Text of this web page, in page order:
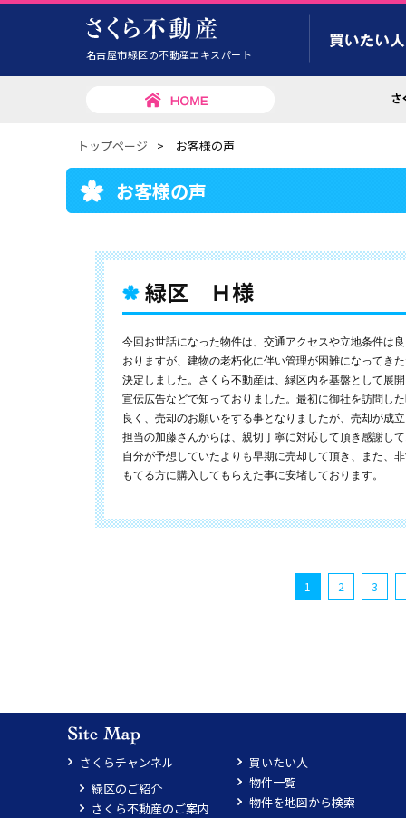
名古屋市緑区の不動産エキスパート
トップページ > お客様の声
お客様の声
緑区 Ｈ様
今回お世話になった物件は、交通アクセスや立地条件は
おりますが、建物の老朽化に伴い管理が困難になってき
決定しました。さくら不動産は、緑区内を基盤として展
宣伝広告などで知っておりました。最初に御社を訪問し
良く、売却のお願いをする事となりましたが、売却が成
担当の加藤さんからは、親切丁寧に対応して頂き感謝し
自分が予想していたよりも早期に売却して頂き、また、
もてる方に購入してもらえた事に安堵しております。
1 2 3
さくらチャンネル
緑区のご紹介
さくら不動産のご案内
買いたい人
物件一覧
物件を地図から検索